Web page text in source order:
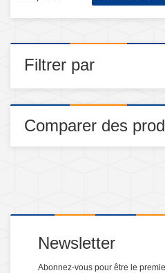
Filtrer par
Comparer des
Newsletter
Abonnez-vous pour être le